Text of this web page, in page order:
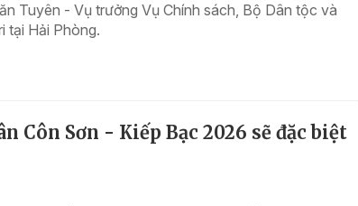
Tuyên - Vụ trưởng Vụ Chính sách, Bộ Dân tộc và
tại Hải Phòng.
Côn Sơn - Kiếp Bạc 2026 sẽ đặc biệt